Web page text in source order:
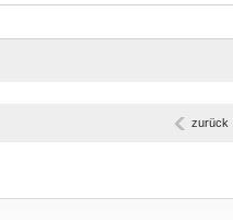
zurück